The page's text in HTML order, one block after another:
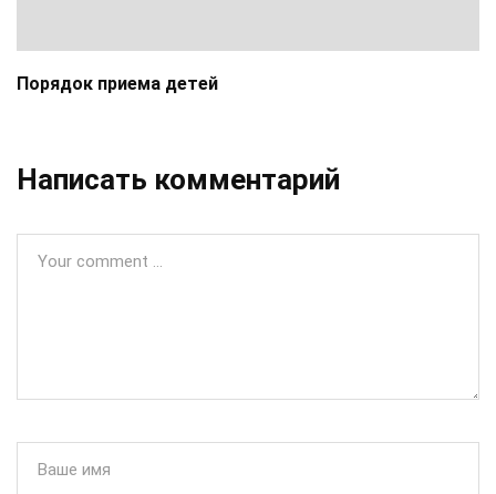
Порядок приема детей
Написать комментарий